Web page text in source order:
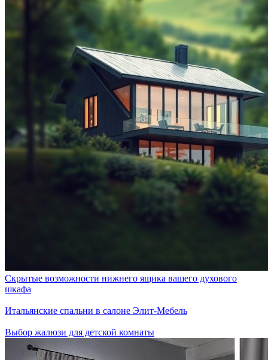
Скрытые возможности нижнего ящика вашего духового
шкафа
Итальянские спальни в салоне Элит-Мебель
Выбор жалюзи для детской комнаты